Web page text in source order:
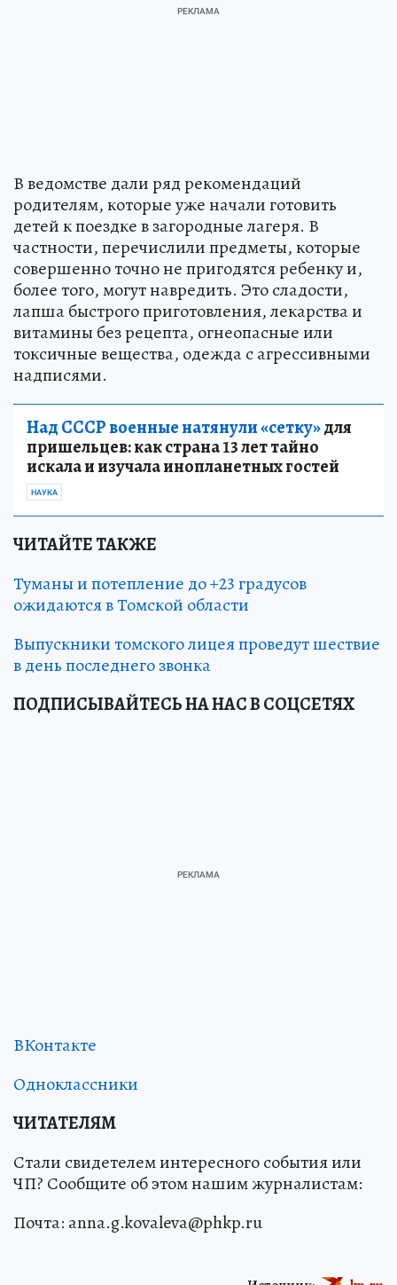
В ведомстве дали ряд рекомендаций
родителям, которые уже начали готовить
детей к поездке в загородные лагеря. В
частности, перечислили предметы, которые
совершенно точно не пригодятся ребенку и,
более того, могут навредить. Это сладости,
лапша быстрого приготовления, лекарства и
витамины без рецепта, огнеопасные или
токсичные вещества, одежда с агрессивными
надписями.
Над СССР военные натянули «сетку»для
пришельцев: как страна 13 лет тайно
искала и изучала инопланетных гостей
НАУКА
ЧИТАЙТЕ ТАКЖЕ
Туманы и потепление до +23 градусов
ожидаются в Томской области
Выпускники томского лицея проведут шествие
в день последнего звонка
ПОДПИСЫВАЙТЕСЬ НА НАС В СОЦСЕТЯХ
ВКонтакте
Одноклассники
ЧИТАТЕЛЯМ
Стали свидетелем интересного события или
ЧП? Сообщите об этом нашим журналистам:
Почта: anna.g.kovaleva@phkp.ru